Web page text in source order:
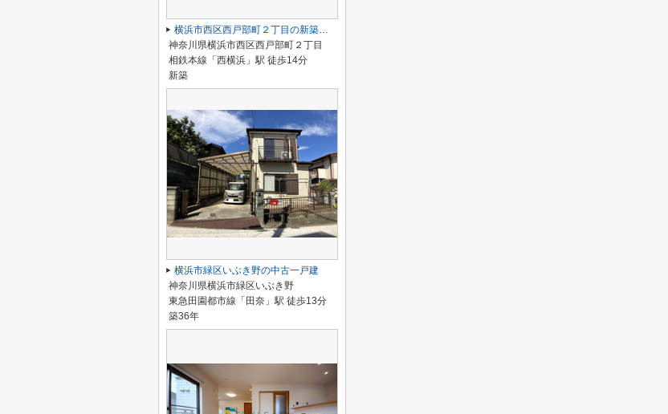
横浜市西区西戸部町２丁目の新築一戸建
神奈川県横浜市西区西戸部町２丁目
相鉄本線「西横浜」駅 徒歩14分
新築
横浜市緑区いぶき野の中古一戸建
神奈川県横浜市緑区いぶき野
東急田園都市線「田奈」駅 徒歩13分
築36年